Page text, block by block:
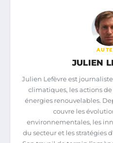
JULIEN
Julien Lefèvre est
climatiques, les actions
énergies renouvelables.
couvre les
environnementales, les
du secteur et les stratégies